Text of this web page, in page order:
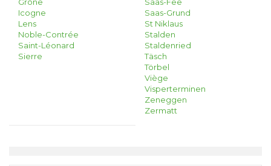
Icogne
Lens
Noble-Contrée
Saint-Léonard
Sierre
Saas-Grund
St Niklaus
Stalden
Staldenried
Täsch
Törbel
Viège
Visperterminen
Zeneggen
Zermatt